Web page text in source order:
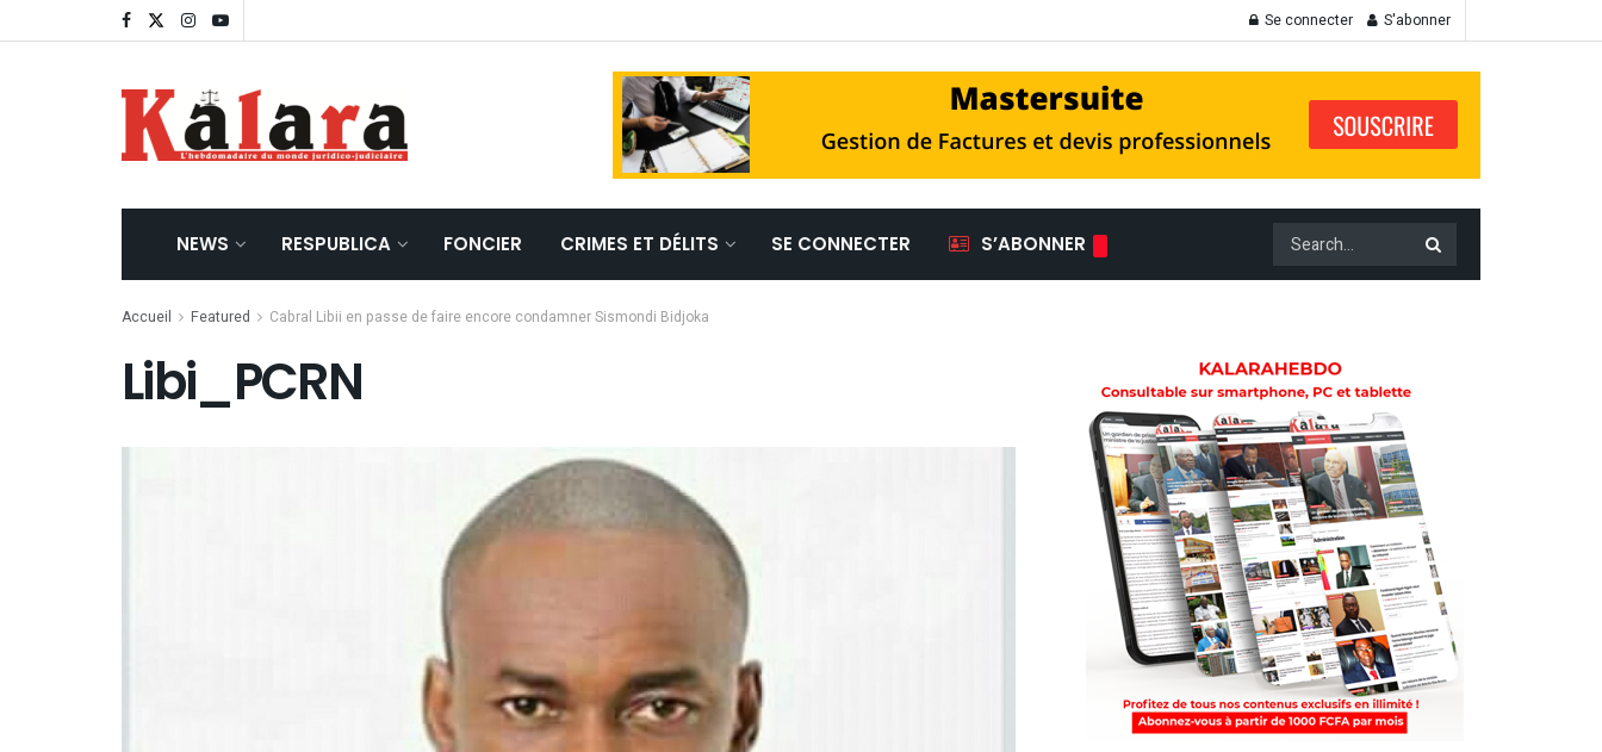
Se connecter S'abonner
NEWS RESPUBLICA FONCIER CRIMES ET DÉLITS SE CONNECTER S’ABONNER
Accueil Featured Cabral Libii en passe de faire encore condamner Sismondi Bidjoka
Libi_PCRN